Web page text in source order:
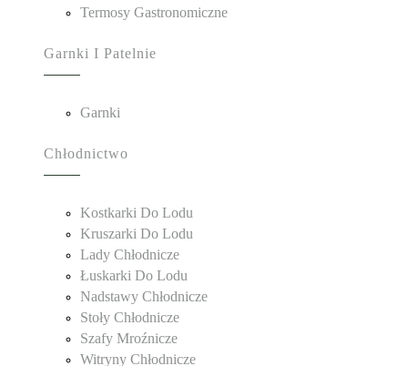
Termosy Gastronomiczne
Garnki I Patelnie
Garnki
Chłodnictwo
Kostkarki Do Lodu
Kruszarki Do Lodu
Lady Chłodnicze
Łuskarki Do Lodu
Nadstawy Chłodnicze
Stoły Chłodnicze
Szafy Mroźnicze
Witryny Chłodnicze